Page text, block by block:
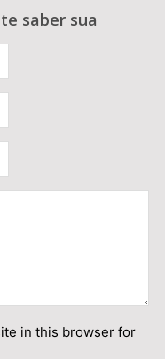
saber sua
in this browser for